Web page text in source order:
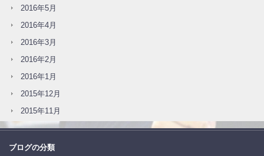
2016年5月
2016年4月
2016年3月
2016年2月
2016年1月
2015年12月
2015年11月
ブログの分類